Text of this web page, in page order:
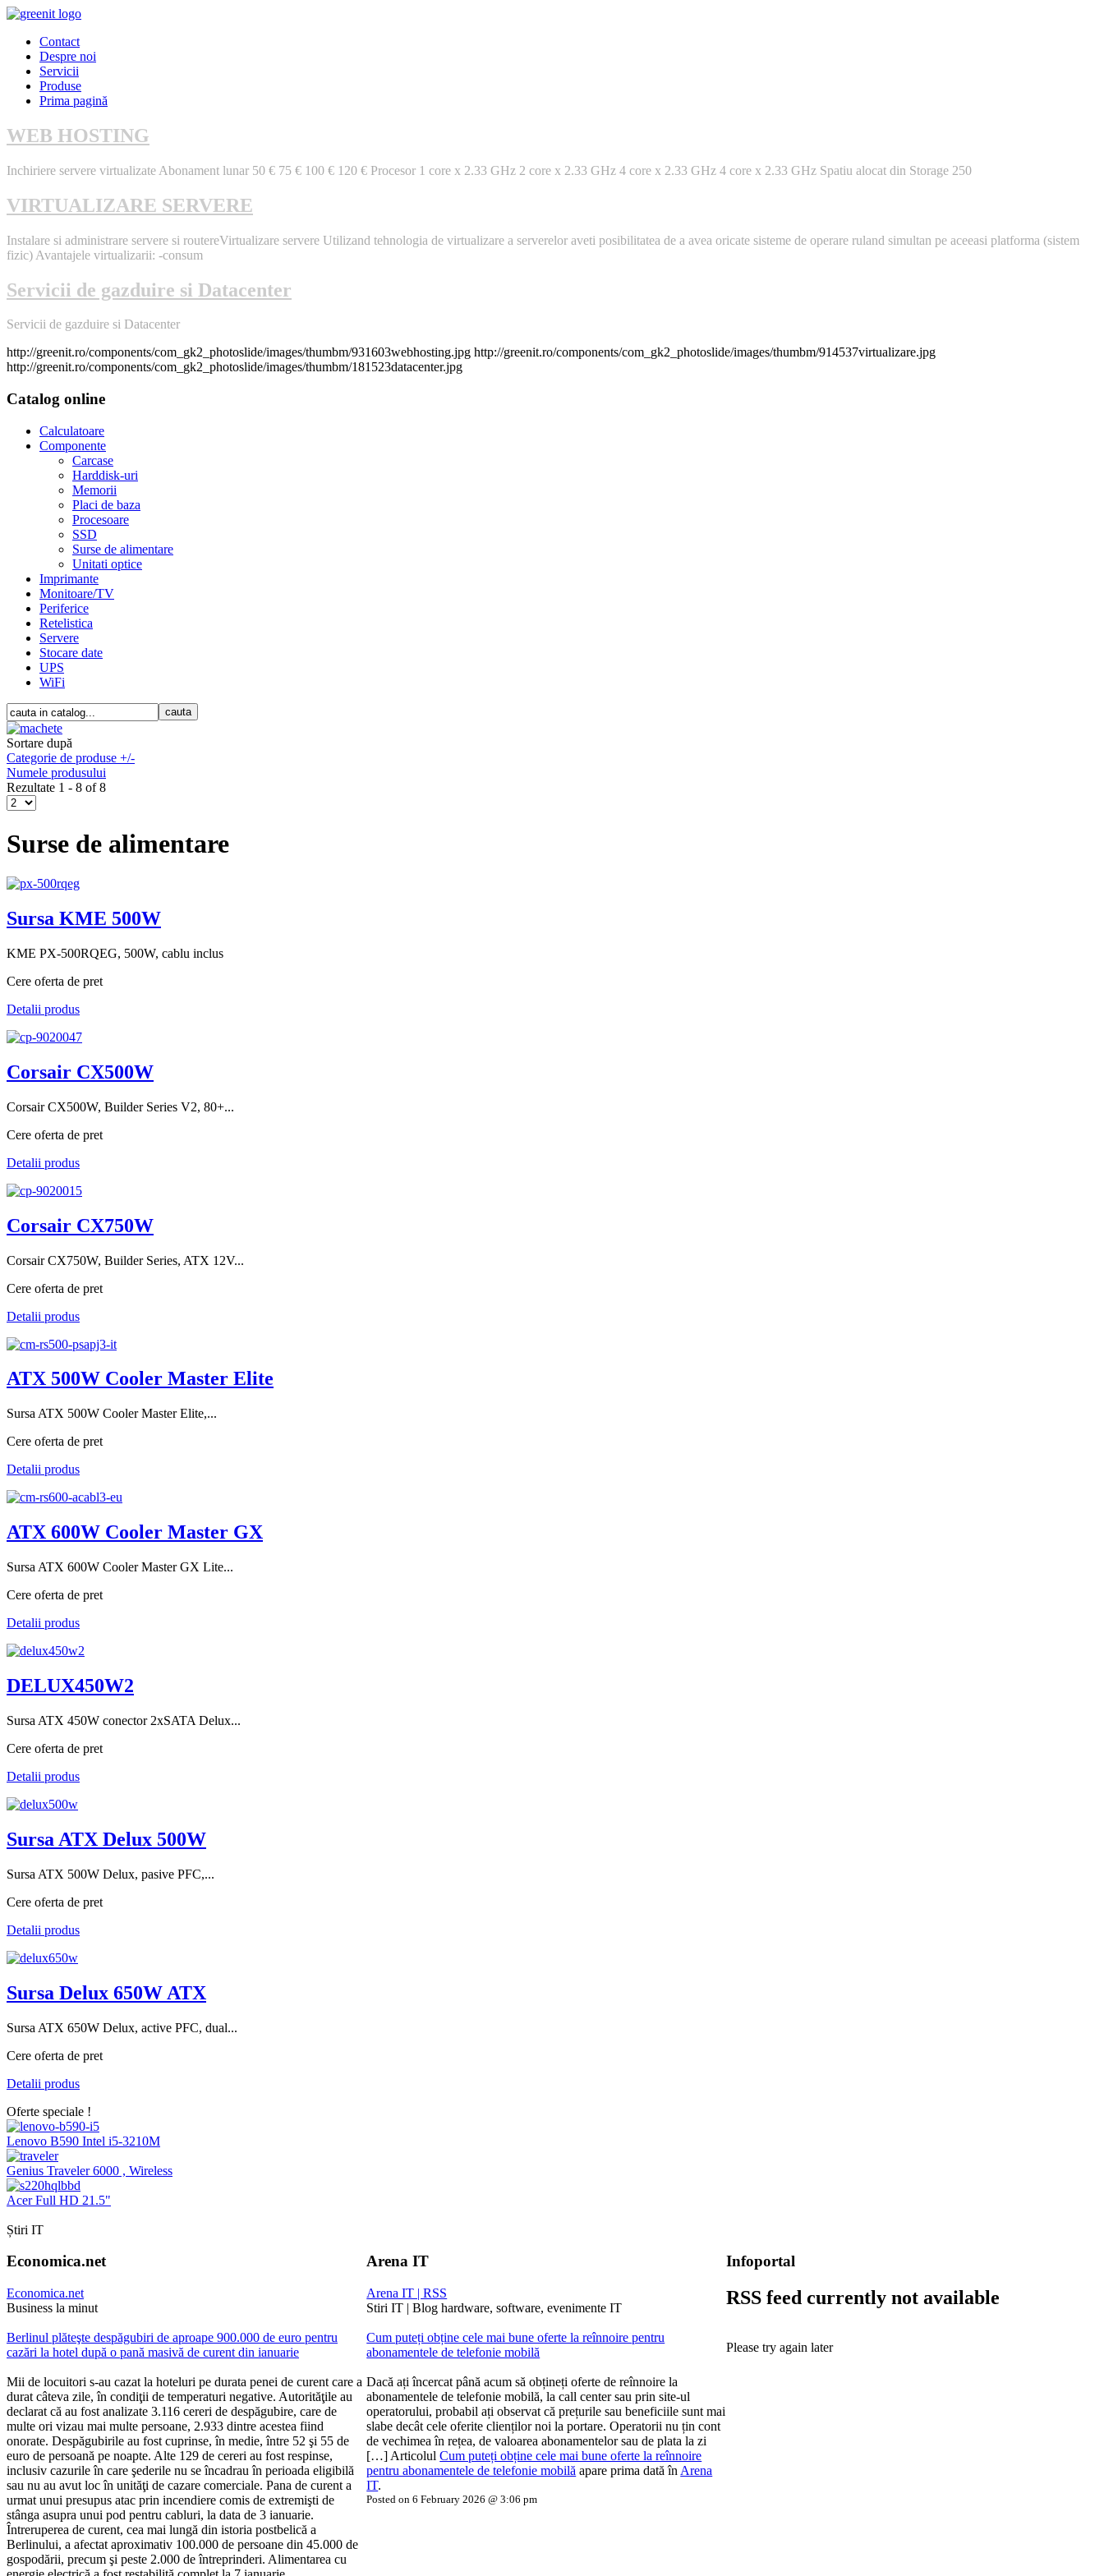
Contact
Despre noi
Servicii
Produse
Prima pagină
WEB HOSTING
Inchiriere servere virtualizate Abonament lunar 50 € 75 € 100 € 120 € Procesor 1 core x 2.33 GHz 2 core x 2.33 GHz 4 core x 2.33 GHz 4 core x 2.33 GHz Spatiu alocat din Storage 250
VIRTUALIZARE SERVERE
Instalare si administrare servere si routereVirtualizare servere Utilizand tehnologia de virtualizare a serverelor aveti posibilitatea de a avea oricate sisteme de operare ruland simultan pe aceeasi platforma (sistem
fizic) Avantajele virtualizarii: -consum
Servicii de gazduire si Datacenter
Servicii de gazduire si Datacenter
http://greenit.ro/components/com_gk2_photoslide/images/thumbm/931603webhosting.jpg http://greenit.ro/components/com_gk2_photoslide/images/thumbm/914537virtualizare.jpg
http://greenit.ro/components/com_gk2_photoslide/images/thumbm/181523datacenter.jpg
Catalog online
Calculatoare
Componente
Carcase
Harddisk-uri
Memorii
Placi de baza
Procesoare
SSD
Surse de alimentare
Unitati optice
Imprimante
Monitoare/TV
Periferice
Retelistica
Servere
Stocare date
UPS
WiFi
Sortare după
Categorie de produse +/-
Numele produsului
Rezultate 1 - 8 of 8
Surse de alimentare
Sursa KME 500W
KME PX-500RQEG, 500W, cablu inclus
Cere oferta de pret
Detalii produs
Corsair CX500W
Corsair CX500W, Builder Series V2, 80+...
Cere oferta de pret
Detalii produs
Corsair CX750W
Corsair CX750W, Builder Series, ATX 12V...
Cere oferta de pret
Detalii produs
ATX 500W Cooler Master Elite
Sursa ATX 500W Cooler Master Elite,...
Cere oferta de pret
Detalii produs
ATX 600W Cooler Master GX
Sursa ATX 600W Cooler Master GX Lite...
Cere oferta de pret
Detalii produs
DELUX450W2
Sursa ATX 450W conector 2xSATA Delux...
Cere oferta de pret
Detalii produs
Sursa ATX Delux 500W
Sursa ATX 500W Delux, pasive PFC,...
Cere oferta de pret
Detalii produs
Sursa Delux 650W ATX
Sursa ATX 650W Delux, active PFC, dual...
Cere oferta de pret
Detalii produs
Oferte speciale !
Lenovo B590 Intel i5-3210M
Genius Traveler 6000 , Wireless
Acer Full HD 21.5"
Știri IT
Economica.net
Economica.net
Business la minut
Berlinul plăteşte despăgubiri de aproape 900.000 de euro pentru
cazări la hotel după o pană masivă de curent din ianuarie
Mii de locuitori s-au cazat la hoteluri pe durata penei de curent care a
durat câteva zile, în condiţii de temperaturi negative. Autorităţile au
declarat că au fost analizate 3.116 cereri de despăgubire, care de
multe ori vizau mai multe persoane, 2.933 dintre acestea fiind
onorate. Despăgubirile au fost cuprinse, în medie, între 52 şi 55 de
euro de persoană pe noapte. Alte 129 de cereri au fost respinse,
inclusiv cazurile în care şederile nu se încadrau în perioada eligibilă
sau nu au avut loc în unităţi de cazare comerciale. Pana de curent a
urmat unui presupus atac prin incendiere comis de extremişti de
stânga asupra unui pod pentru cabluri, la data de 3 ianuarie.
Întreruperea de curent, cea mai lungă din istoria postbelică a
Berlinului, a afectat aproximativ 100.000 de persoane din 45.000 de
gospodării, precum şi peste 2.000 de întreprinderi. Alimentarea cu
Arena IT
Arena IT | RSS
Stiri IT | Blog hardware, software, evenimente IT
Cum puteți obține cele mai bune oferte la reînnoire pentru
abonamentele de telefonie mobilă
Dacă ați încercat până acum să obțineți oferte de reînnoire la
abonamentele de telefonie mobilă, la call center sau prin site-ul
operatorului, probabil ați observat că prețurile sau beneficiile sunt mai
slabe decât cele oferite clienților noi la portare. Operatorii nu țin cont
de vechimea în rețea, de valoarea abonamentelor sau de plata la zi
[…] ArticolulCum puteți obține cele mai bune oferte la reînnoire
pentru abonamentele de telefonie mobilă apare prima dată în Arena
IT.
Posted on 6 February 2026 @ 3:06 pm
Infoportal
RSS feed currently not available
Please try again later